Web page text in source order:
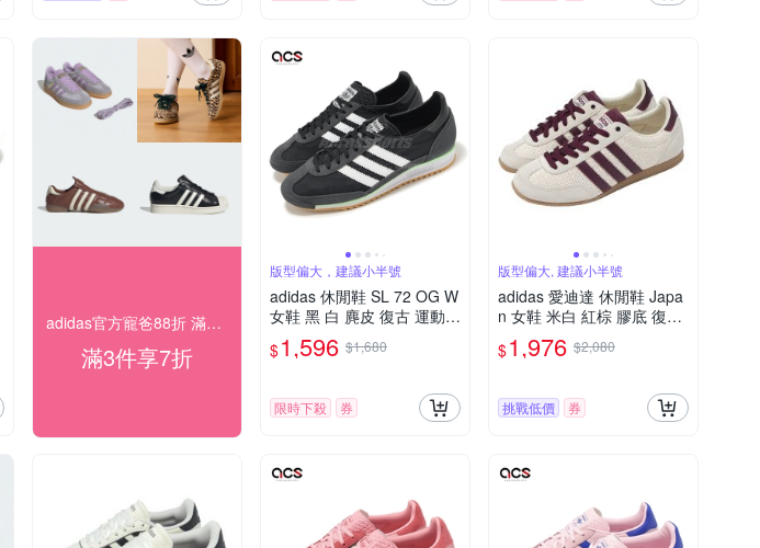
adidas官方寵爸88折 滿件最低7折
滿3件享7折
版型偏大，建議小半號
adidas 休閒鞋 SL 72 OG W
女鞋 黑 白 麂皮 復古 運動鞋
愛迪達 JH7390
$1,596 $1,680
限時下殺 券
版型偏大, 建議小半號
adidas 愛迪達 休閒鞋 Japa
n 女鞋 米白 紅棕 膠底 復古
愛迪達
$1,976 $2,080
挑戰低價 券